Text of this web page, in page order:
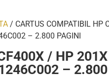
/ CARTUS COMPATIBIL HP
– 2.800 PAGINI
/ HP
– 2.800